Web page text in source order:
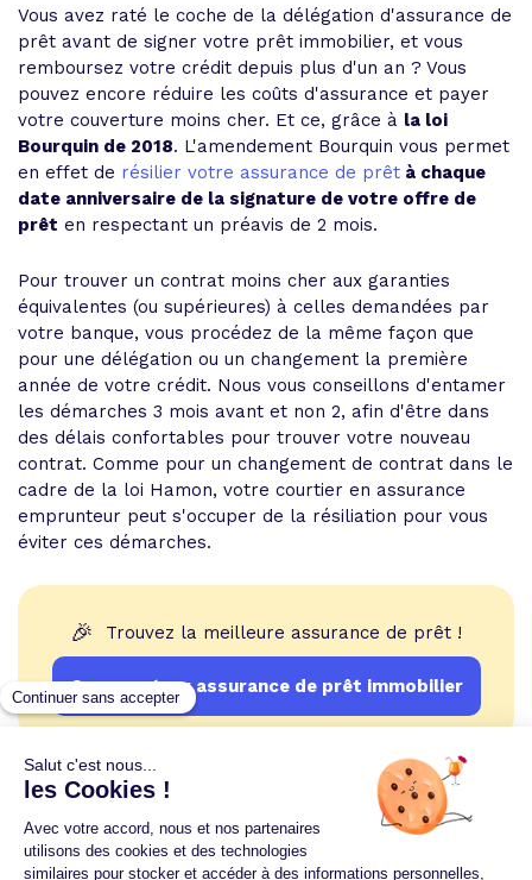
Vous avez raté le coche de la délégation d'assurance de
prêt avant de signer votre prêt immobilier, et vous
remboursez votre crédit depuis plus d'un an ? Vous
pouvez encore réduire les coûts d'assurance et payer
votre couverture moins cher. Et ce, grâce à la loi
Bourquin de 2018. L'amendement Bourquin vous permet
en effet de résilier votre assurance de prêt à chaque
date anniversaire de la signature de votre offre de
prêt en respectant un préavis de 2 mois.
Pour trouver un contrat moins cher aux garanties
équivalentes (ou supérieures) à celles demandées par
votre banque, vous procédez de la même façon que
pour une délégation ou un changement la première
année de votre crédit. Nous vous conseillons d'entamer
les démarches 3 mois avant et non 2, afin d'être dans
des délais confortables pour trouver votre nouveau
contrat. Comme pour un changement de contrat dans le
cadre de la loi Hamon, votre courtier en assurance
emprunteur peut s'occuper de la résiliation pour vous
éviter ces démarches.
🎉 Trouvez la meilleure assurance de prêt !
Comparateur assurance de prêt immobilier
Un crédit vous engage et doit être remboursé.
Vérifiez vos capacités de remboursement avant de